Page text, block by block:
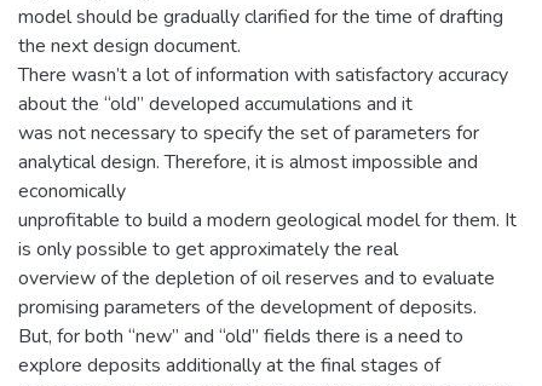
model should be gradually clarified for the time of drafting
the next design document.
There wasn’t a lot of information with satisfactory accuracy
about the “old” developed accumulations and it
was not necessary to specify the set of parameters for
analytical design. Therefore, it is almost impossible and
economically
unprofitable to build a modern geological model for them. It
is only possible to get approximately the real
overview of the depletion of oil reserves and to evaluate
promising parameters of the development of deposits.
But, for both “new” and “old” fields there is a need to
explore deposits additionally at the final stages of